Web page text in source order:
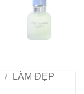
/
LÀM ĐẸP